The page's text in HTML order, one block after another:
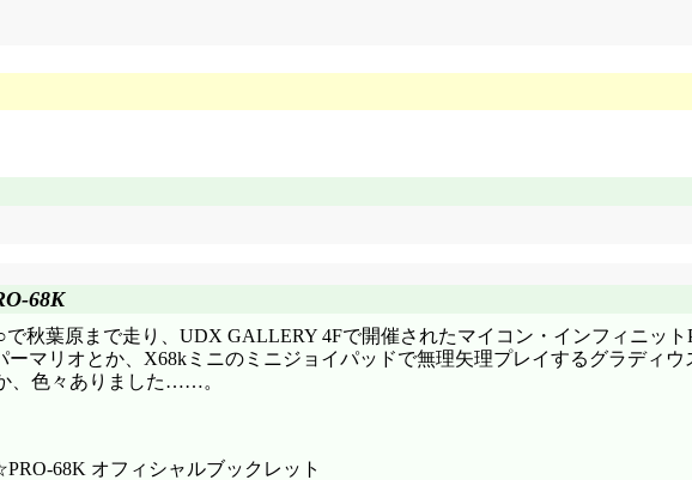
68K
秋葉原まで走り、UDX GALLERY 4Fで開催されたマイコン・インフィニット
マリオとか、X68kミニのミニジョイパッドで無理矢理プレイするグラディウ
、色々ありました……。
68K オフィシャルブックレット